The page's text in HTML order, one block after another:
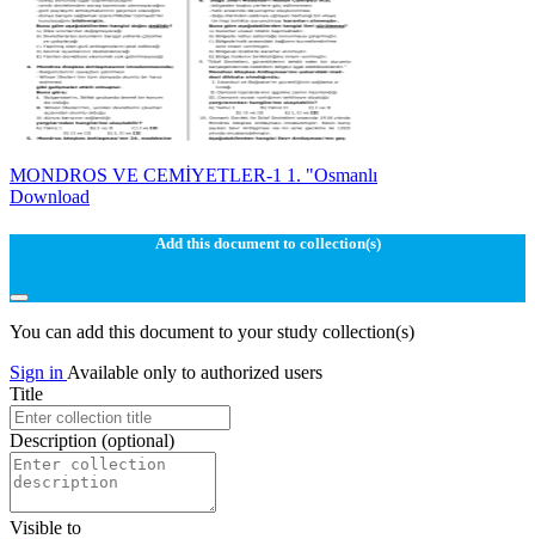
MONDROS VE CEMİYETLER-1 1. "Osmanlı
Download
Add this document to collection(s)
You can add this document to your study collection(s)
Sign in Available only to authorized users
Title
Description (optional)
Visible to